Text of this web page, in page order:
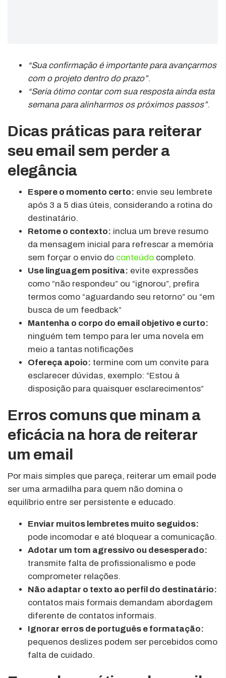
“Sua confirmação é importante para avançarmos
com o projeto dentro do prazo”.
“Seria ótimo contar com sua resposta ainda esta
semana para alinharmos os próximos passos”.
Dicas práticas para reiterar
seu email sem perder a
elegância
Espere o momento certo: envie seu lembrete
após 3 a 5 dias úteis, considerando a rotina do
destinatário.
Retome o contexto: inclua um breve resumo
da mensagem inicial para refrescar a memória
sem forçar o envio do conteúdo completo.
Use linguagem positiva: evite expressões
como “não respondeu” ou “ignorou”, prefira
termos como “aguardando seu retorno” ou “em
busca de um feedback”
Mantenha o corpo do email objetivo e curto:
ninguém tem tempo para ler uma novela em
meio a tantas notificações
Ofereça apoio: termine com um convite para
esclarecer dúvidas, exemplo: “Estou à
disposição para quaisquer esclarecimentos”
Erros comuns que minam a
eficácia na hora de reiterar
um email
Por mais simples que pareça, reiterar um email pode
ser uma armadilha para quem não domina o
equilíbrio entre ser persistente e educado.
Enviar muitos lembretes muito seguidos:
pode incomodar e até bloquear a comunicação.
Adotar um tom agressivo ou desesperado:
transmite falta de profissionalismo e pode
comprometer relações.
Não adaptar o texto ao perfil do destinatário:
contatos mais formais demandam abordagem
diferente de contatos informais.
Ignorar erros de português e formatação:
pequenos deslizes podem ser percebidos como
falta de cuidado.